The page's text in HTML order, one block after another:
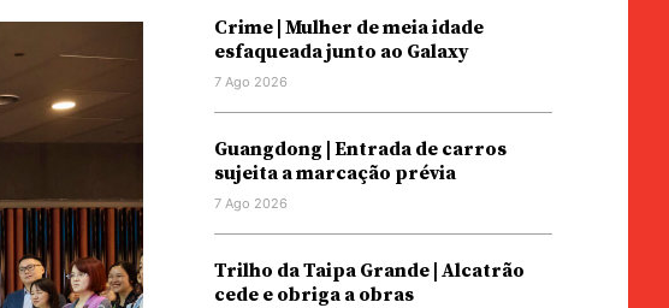
Crime | Mulher de meia idade
esfaqueada junto ao Galaxy
7 Ago 2026
Guangdong | Entrada de carros
sujeita a marcação prévia
7 Ago 2026
Trilho da Taipa Grande | Alcatrão
cede e obriga a obras